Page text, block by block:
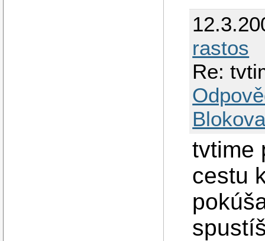
rastos
Re:
tvtime
cestu